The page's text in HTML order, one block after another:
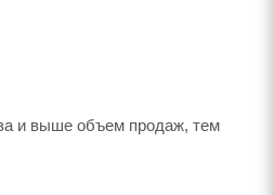
и выше объем продаж, тем